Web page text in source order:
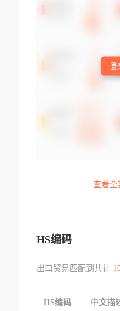
登
查看全
HS编码
出口贸易匹配到共计
HS编码 中文描